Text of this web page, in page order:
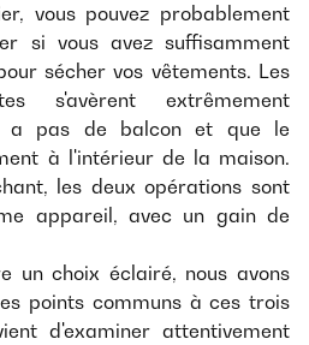
vous pouvez probablement
si vous avez suffisamment
sécher vos vêtements. Les
s'avèrent extrêmement
a pas de balcon et que le
à l'intérieur de la maison.
les deux opérations sont
appareil, avec un gain de
un choix éclairé, nous avons
points communs à ces trois
d'examiner attentivement